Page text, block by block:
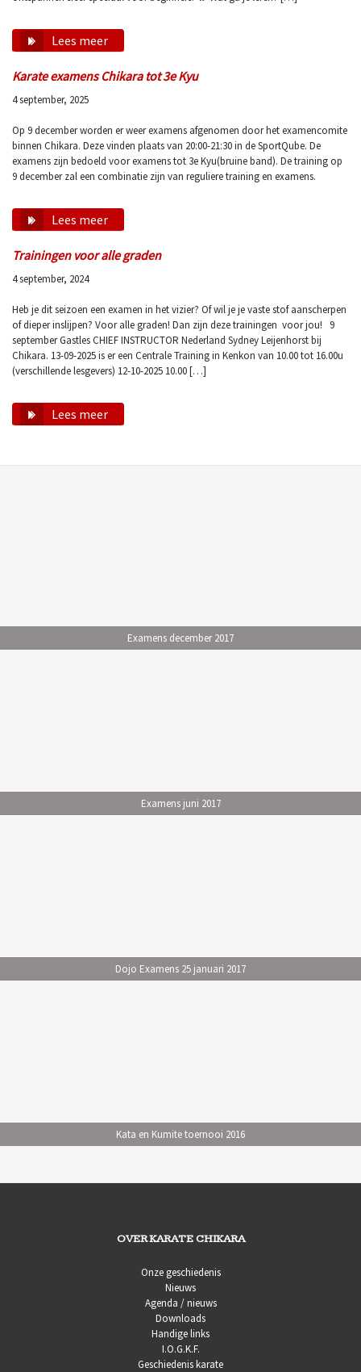
Lees meer
Karate examens Chikara tot 3e Kyu
4 september, 2025
Op 9 december worden er weer examens afgenomen door het examencomite
binnen Chikara. Deze vinden plaats van 20:00-21:30 in de SportQube. De
examens zijn bedoeld voor examens tot 3e Kyu(bruine band). De training op
9 december zal een combinatie zijn van reguliere training en examens.
Lees meer
Trainingen voor alle graden
4 september, 2024
Heb je dit seizoen een examen in het vizier? Of wil je je vaste stof aanscherpen
of dieper inslijpen? Voor alle graden! Dan zijn deze trainingen voor jou! 9
september Gastles CHIEF INSTRUCTOR Nederland Sydney Leijenhorst bij
Chikara. 13-09-2025 is er een Centrale Training in Kenkon van 10.00 tot 16.00u
(verschillende lesgevers) 12-10-2025 10.00 […]
Lees meer
Examens december 2017
Examens juni 2017
Dojo Examens 25 januari 2017
Kata en Kumite toernooi 2016
OVER KARATE CHIKARA
Onze geschiedenis
Nieuws
Agenda / nieuws
Downloads
Handige links
I.O.G.K.F.
Geschiedenis karate